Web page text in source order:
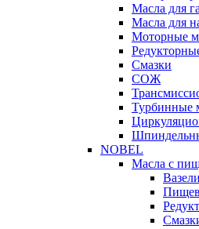
Масла для
Масла для
Моторные
Смазки
СОЖ
Турбинные
NOBEL
Масла с